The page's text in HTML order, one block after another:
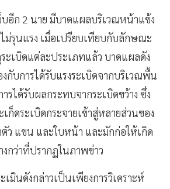
อีก 2 นาย มีบาดแผลบริเวณหน้าแข้ง
ม่รุนแรง เมื่อเปรียบเทียบกับลักษณะ
ะเบิดแต่ละประเภทแล้ว บาดแผลดัง
กับการได้รับแรงระเบิดจากบริเวณพื้น
ได้รับผลกระทบจากระเบิดขว้าง ซึ่ง
ก็ดระเบิดกระจายเข้าสู่หลายส่วนของ
ตัว แขน และใบหน้า และมักก่อให้เกิด
งกว่าที่ปรากฏในภาพข่าว
เมินดังกล่าวเป็นเพียงการวิเคราะห์